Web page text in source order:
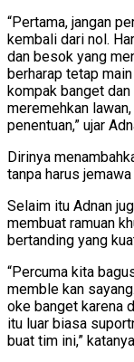
“Pertama, jangan
kembali dari nol.
dan besok yang
berharap tetap
kompak banget
meremehkan
penentuan,” ujar
Dirinya
tanpa harus
Selaim itu Adnan
membuat ramuan
bertanding yang
“Percuma kita
memble kan
oke banget karena
itu luar biasa
buat tim ini,”